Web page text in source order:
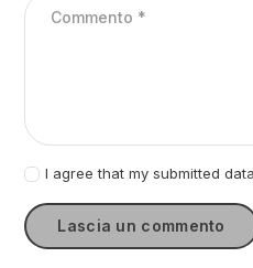
I agree that my submitted